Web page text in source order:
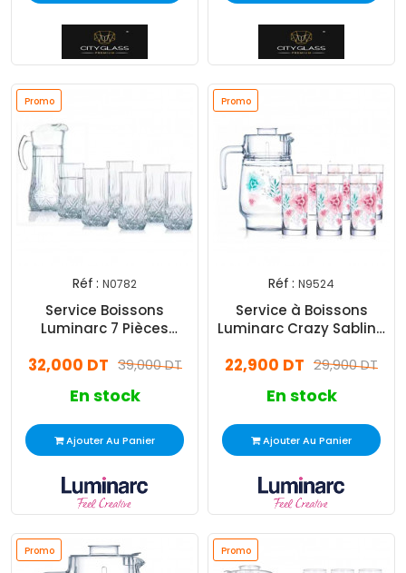
Promo
Réf : N0782
Service Boissons
Luminarc 7 Pièces
39,000 DT
32,000 DT
En stock
Ajouter Au Panier
Promo
Réf : N9524
Service à Boissons
Luminarc Crazy Sabline
29,900 DT
22,900 DT
En stock
Ajouter Au Panier
Promo Promo